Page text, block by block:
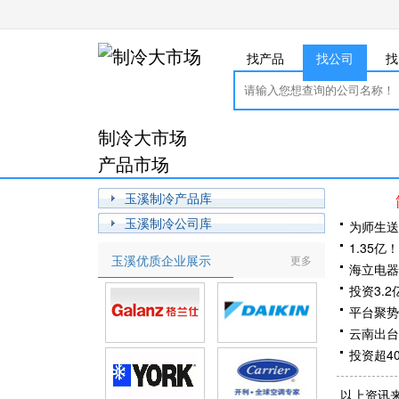
找产品 找公司
制冷大市场
产品市场
玉溪制冷产品库
玉溪制冷公司库
更多
玉溪优质企业展示
为师生
1.35亿
海立电
当
投资3.2
平台聚
云南出
投资超
以上资讯